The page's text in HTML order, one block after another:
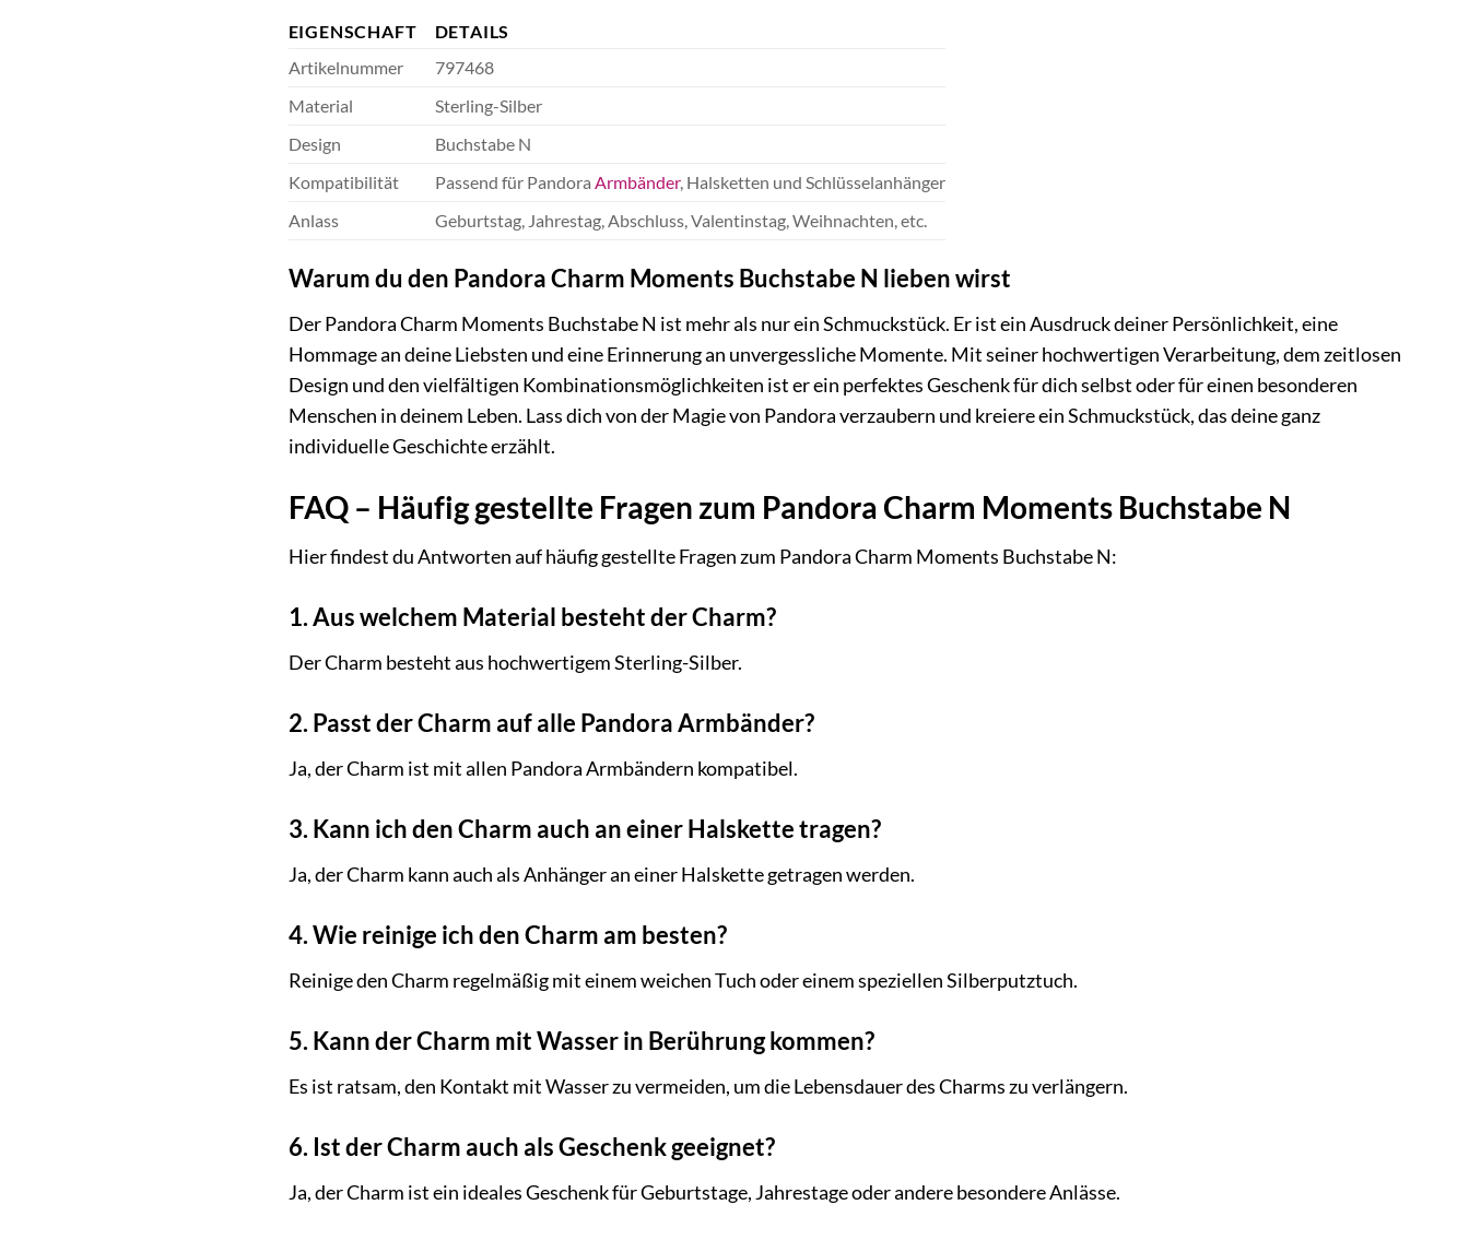
EIGENSCHAFT
DETAILS
Artikelnummer
797468
Material
Sterling-Silber
Design
Buchstabe N
Kompatibilität
Passend für Pandora Armbänder, Halsketten und Schlüsselanhänger
Anlass
Geburtstag, Jahrestag, Abschluss, Valentinstag, Weihnachten, etc.
Warum du den Pandora Charm Moments Buchstabe N lieben wirst
Der Pandora Charm Moments Buchstabe N ist mehr als nur ein Schmuckstück. Er ist ein Ausdruck deiner Persönlichkeit, eine
Hommage an deine Liebsten und eine Erinnerung an unvergessliche Momente. Mit seiner hochwertigen Verarbeitung, dem zeitlosen
Design und den vielfältigen Kombinationsmöglichkeiten ist er ein perfektes Geschenk für dich selbst oder für einen besonderen
Menschen in deinem Leben. Lass dich von der Magie von Pandora verzaubern und kreiere ein Schmuckstück, das deine ganz
individuelle Geschichte erzählt.
FAQ – Häufig gestellte Fragen zum Pandora Charm Moments Buchstabe N
Hier findest du Antworten auf häufig gestellte Fragen zum Pandora Charm Moments Buchstabe N:
1. Aus welchem Material besteht der Charm?
Der Charm besteht aus hochwertigem Sterling-Silber.
2. Passt der Charm auf alle Pandora Armbänder?
Ja, der Charm ist mit allen Pandora Armbändern kompatibel.
3. Kann ich den Charm auch an einer Halskette tragen?
Ja, der Charm kann auch als Anhänger an einer Halskette getragen werden.
4. Wie reinige ich den Charm am besten?
Reinige den Charm regelmäßig mit einem weichen Tuch oder einem speziellen Silberputztuch.
5. Kann der Charm mit Wasser in Berührung kommen?
Es ist ratsam, den Kontakt mit Wasser zu vermeiden, um die Lebensdauer des Charms zu verlängern.
6. Ist der Charm auch als Geschenk geeignet?
Ja, der Charm ist ein ideales Geschenk für Geburtstage, Jahrestage oder andere besondere Anlässe.